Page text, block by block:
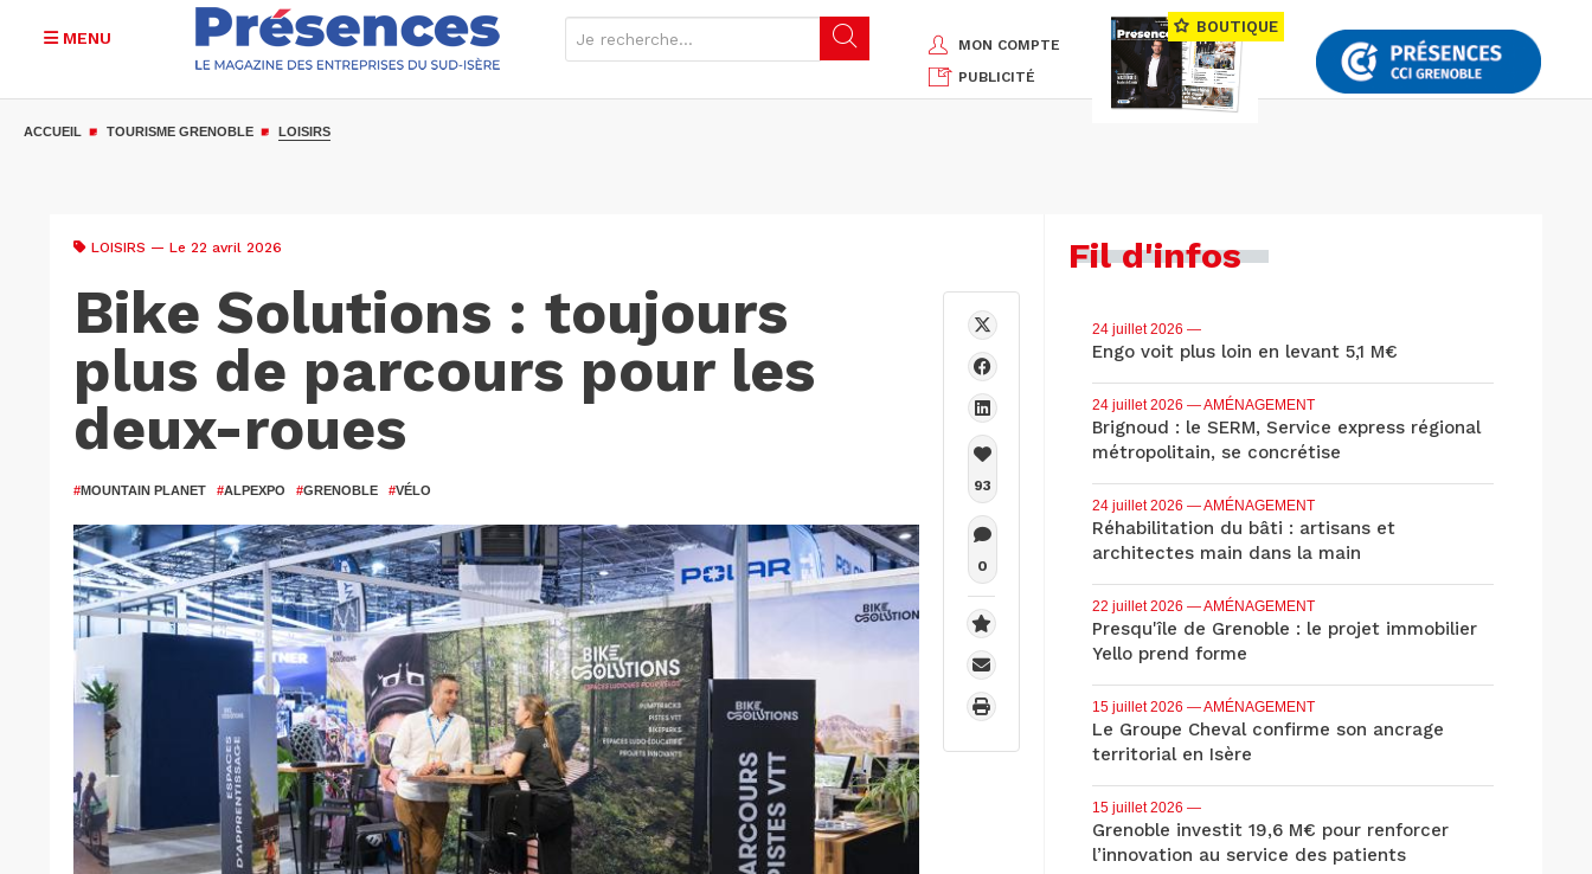
MENU
MON COMPTE
PUBLICITÉ
BOUTIQUE
ACCUEIL TOURISME GRENOBLE LOISIRS
LOISIRS — Le 22 avril 2026
Bike Solutions : toujours
plus de parcours pour les
deux-roues
#MOUNTAIN PLANET #ALPEXPO #GRENOBLE #VÉLO 93
0
Fil d'infos
24 juillet 2026 —
Engo voit plus loin en levant 5,1 M€
24 juillet 2026 — AMÉNAGEMENT
Brignoud : le SERM, Service express régional
métropolitain, se concrétise
24 juillet 2026 — AMÉNAGEMENT
Réhabilitation du bâti : artisans et
architectes main dans la main
22 juillet 2026 — AMÉNAGEMENT
Presqu'île de Grenoble : le projet immobilier
Yello prend forme
15 juillet 2026 — AMÉNAGEMENT
Le Groupe Cheval confirme son ancrage
territorial en Isère
15 juillet 2026 —
Grenoble investit 19,6 M€ pour renforcer
l’innovation au service des patients